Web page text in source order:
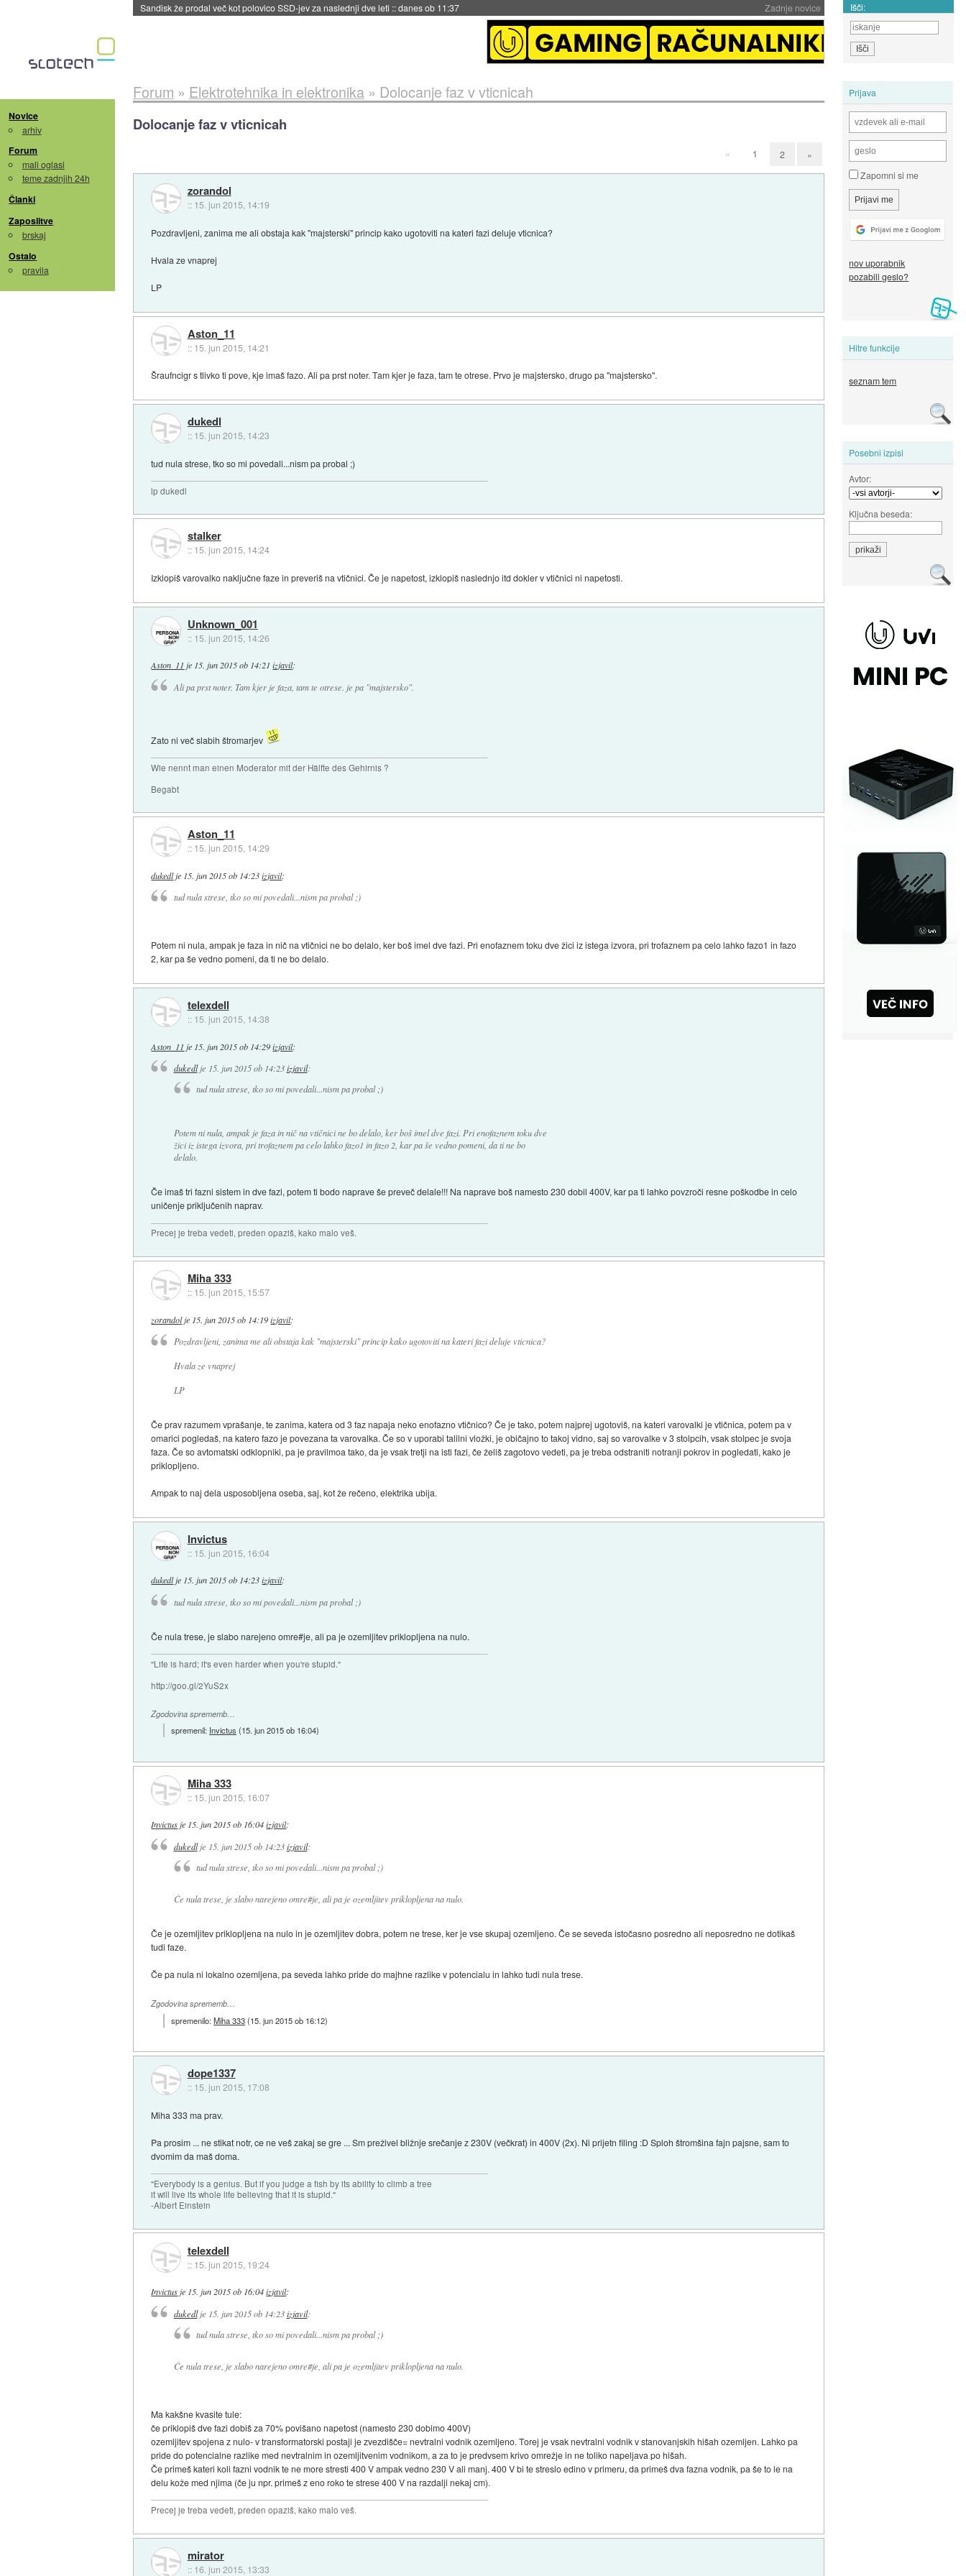
Zadnje novice
Sandisk že prodal več kot polovico SSD-jev za naslednji dve leti ::danes ob 11:37 Išči:
Novice
arhiv
Forum
mali oglasi
teme zadnjih 24h
Članki
Zaposlitve
brskaj
Ostalo
pravila
Prijava
Zapomni si me
nov uporabnik
pozabili geslo?
Hitre funkcije
seznam tem
Posebni izpisi
Avtor:
Ključna beseda:
Forum » Elektrotehnika in elektronika» Dolocanje faz v vticnicah
Dolocanje faz v vticnicah
« 1 2 »
zorandol
:: 15. jun 2015, 14:19
Pozdravljeni, zanima me ali obstaja kak "majsterski" princip kako ugotoviti na kateri fazi deluje vticnica?
Hvala ze vnaprej
LP
Aston_11
:: 15. jun 2015, 14:21
Šraufncigr s tlivko ti pove, kje imaš fazo. Ali pa prst noter. Tam kjer je faza, tam te otrese. Prvo je majstersko, drugo pa "majstersko".
dukedl
:: 15. jun 2015, 14:23
tud nula strese, tko so mi povedali...nism pa probal ;)
lp dukedl
stalker
:: 15. jun 2015, 14:24
Izklopiš varovalko naključne faze in preveriš na vtičnici. Če je napetost, izklopiš naslednjo itd dokler v vtičnici ni napetosti.
Unknown_001
:: 15. jun 2015, 14:26
Aston_11 je 15. jun 2015 ob 14:21 izjavil:
Ali pa prst noter. Tam kjer je faza, tam te otrese. je pa "majstersko".
Zato ni več slabih štromarjev
Wie nennt man einen Moderator mit der Hälfte des Gehirnis ?
Begabt
Aston_11
:: 15. jun 2015, 14:29
dukedlje 15. jun 2015 ob 14:23 izjavil:
tud nula strese, tko so mi povedali...nism pa probal ;)
Potem ni nula, ampak je faza in nič na vtičnici ne bo delalo, ker boš imel dve fazi. Pri enofaznem toku dve žici iz istega izvora, pri trofaznem pa celo lahko fazo1 in fazo
2, kar pa še vedno pomeni, da ti ne bo delalo.
telexdell
:: 15. jun 2015, 14:38
Aston_11 je 15. jun 2015 ob 14:29 izjavil:
dukedlje 15. jun 2015 ob 14:23 izjavil:
tud nula strese, tko so mi povedali...nism pa probal ;)
Potem ni nula, ampak je faza in nič na vtičnici ne bo delalo, ker boš imel dve fazi. Pri enofaznem toku dve
žici iz istega izvora, pri trofaznem pa celo lahko fazo1 in fazo 2, kar pa še vedno pomeni, da ti ne bo
delalo.
Če imaš tri fazni sistem in dve fazi, potem ti bodo naprave še preveč delale!!! Na naprave boš namesto 230 dobil 400V, kar pa ti lahko povzroči resne poškodbe in celo
uničenje priključenih naprav.
Precej je treba vedeti, preden opaziš, kako malo veš.
Miha 333
:: 15. jun 2015, 15:57
zorandolje 15. jun 2015 ob 14:19 izjavil:
Pozdravljeni, zanima me ali obstaja kak "majsterski" princip kako ugotoviti na kateri fazi deluje vticnica?
Hvala ze vnaprej
LP
Če prav razumem vprašanje, te zanima, katera od 3 faz napaja neko enofazno vtičnico? Če je tako, potem najprej ugotoviš, na kateri varovalki je vtičnica, potem pa v
omarici pogledaš, na katero fazo je povezana ta varovalka. Če so v uporabi talilni vložki, je običajno to takoj vidno, saj so varovalke v 3 stolpcih, vsak stolpec je svoja
faza. Če so avtomatski odklopniki, pa je pravilmoa tako, da je vsak tretji na isti fazi, če želiš zagotovo vedeti, pa je treba odstraniti notranji pokrov in pogledati, kako je
priklopljeno.
Ampak to naj dela usposobljena oseba, saj, kot že rečeno, elektrika ubija.
Invictus
:: 15. jun 2015, 16:04
dukedlje 15. jun 2015 ob 14:23 izjavil:
tud nula strese, tko so mi povedali...nism pa probal ;)
Če nula trese, je slabo narejeno omre#je, ali pa je ozemljitev priklopljena na nulo.
"Life is hard; it's even harder when you're stupid."
http://goo.gl/2YuS2x
Zgodovina sprememb…
spremenil: Invictus (15. jun 2015 ob 16:04)
Miha 333
:: 15. jun 2015, 16:07
Invictusje 15. jun 2015 ob 16:04 izjavil:
dukedlje 15. jun 2015 ob 14:23 izjavil:
tud nula strese, tko so mi povedali...nism pa probal ;)
Če nula trese, je slabo narejeno omre#je, ali pa je ozemljitev priklopljena na nulo.
Če je ozemljitev priklopljena na nulo in je ozemljitev dobra, potem ne trese, ker je vse skupaj ozemljeno. Če se seveda istočasno posredno ali neposredno ne dotikaš
tudi faze.
Če pa nula ni lokalno ozemljena, pa seveda lahko pride do majhne razlike v potencialu in lahko tudi nula trese.
Zgodovina sprememb…
spremenilo:Miha 333(15. jun 2015 ob 16:12)
dope1337
:: 15. jun 2015, 17:08
Miha 333 ma prav.
Pa prosim ... ne stikat notr, ce ne veš zakaj se gre ... Sm preživel bližnje srečanje z 230V (večkrat) in 400V (2x). Ni prijetn filing :D Sploh štromšina fajn pajsne, sam to
dvomim da maš doma.
"Everybody is a genius. But if you judge a fish by its ability to climb a tree
it will live its whole life believing that it is stupid."
-Albert Einstein
telexdell
:: 15. jun 2015, 19:24
Invictusje 15. jun 2015 ob 16:04 izjavil:
dukedlje 15. jun 2015 ob 14:23 izjavil:
tud nula strese, tko so mi povedali...nism pa probal ;)
Če nula trese, je slabo narejeno omre#je, ali pa je ozemljitev priklopljena na nulo.
Ma kakšne kvasite tule:
če priklopiš dve fazi dobiš za 70% povišano napetost (namesto 230 dobimo 400V)
ozemljitev spojena z nulo- v transformatorski postaji je zvezdišče= nevtralni vodnik ozemljeno. Torej je vsak nevtralni vodnik v stanovanjskih hišah ozemljen. Lahko pa
pride do potencialne razlike med nevtralnim in ozemljitvenim vodnikom, a za to je predvsem krivo omrežje in ne toliko napeljava po hišah.
Če primeš kateri koli fazni vodnik te ne more stresti 400 V ampak vedno 230 V ali manj. 400 V bi te streslo edino v primeru, da primeš dva fazna vodnik, pa še to le na
delu kože med njima (če ju npr. primeš z eno roko te strese 400 V na razdalji nekaj cm).
Precej je treba vedeti, preden opaziš, kako malo veš.
mirator
:: 16. jun 2015, 13:33